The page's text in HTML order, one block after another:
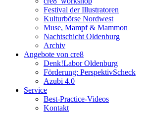
Festival der Illustratoren
Kulturbörse Nordwest
Muse, Mampf & Mammon
Nachtschicht Oldenburg
Archiv
Angebote von cre8
Denk!Labor Oldenburg
Förderung: PerspektivScheck
Azubi 4.0
Service
Best-Practice-Videos
Kontakt